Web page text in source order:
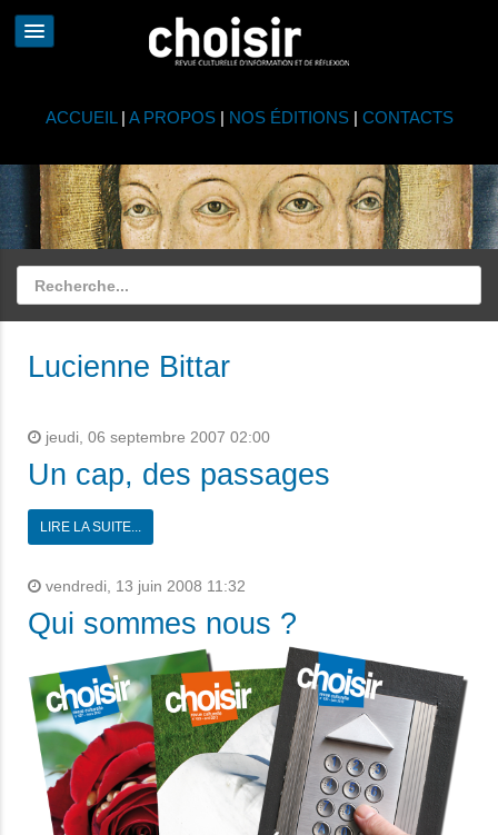
ACCUEIL | A PROPOS| NOS ÉDITIONS| CONTACTS
Lucienne Bittar
jeudi, 06 septembre 2007 02:00
Un cap, des passages
LIRE LA SUITE...
vendredi, 13 juin 2008 11:32
Qui sommes nous ?